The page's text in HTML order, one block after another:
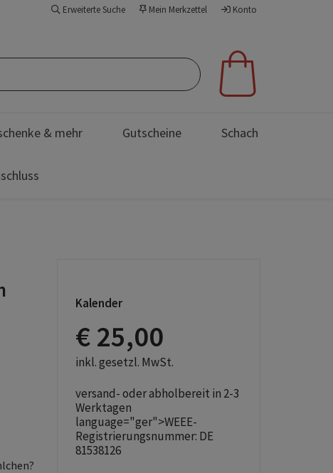
Erweiterte Suche Mein Merkzettel Konto
& mehr Gutscheine Schach
Kalender
€ 25,00
inkl. gesetzl. MwSt.
versand- oder abholbereit in 2-3
Werktagen
language="ger">WEEE-
Registrierungsnummer: DE
81538126